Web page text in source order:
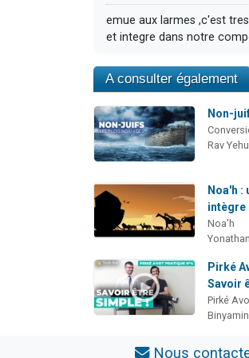
emue aux larmes ,c'est
et integre dans notre
A consulter également
Non-
Rav
Noa'h :
intègre
Noa'h
Pirké
Savoir
Pirké
Nous